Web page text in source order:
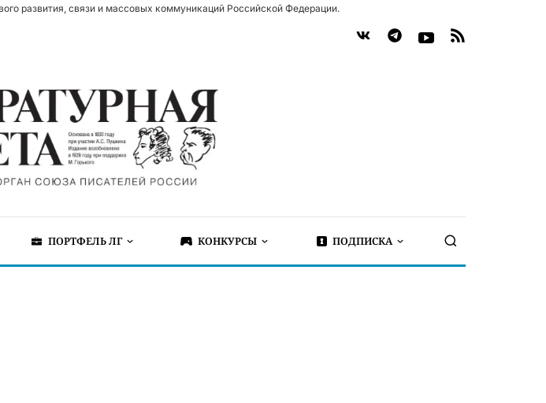
развития, связи и массовых коммуникаций Российской Федерации.
ПОРТФЕЛЬ ЛГ КОНКУРСЫ ПОДПИСКА